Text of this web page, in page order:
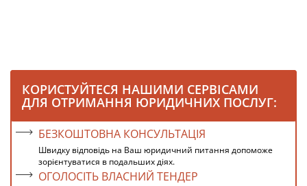
КОРИСТУЙТЕСЯ НАШИМИ СЕРВІСАМИ
ДЛЯ ОТРИМАННЯ ЮРИДИЧНИХ ПОСЛУГ:
БЕЗКОШТОВНА КОНСУЛЬТАЦІЯ
Швидку відповідь на Ваш юридичний питання допоможе
зорієнтуватися в подальших діях.
ОГОЛОСІТЬ ВЛАСНИЙ ТЕНДЕР